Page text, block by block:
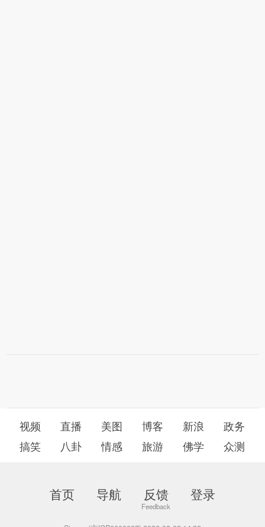
视频 直播 美图 博客 新浪
政务
搞笑
八卦 情感 旅游 佛学 众测
首页 导航 反馈 登录